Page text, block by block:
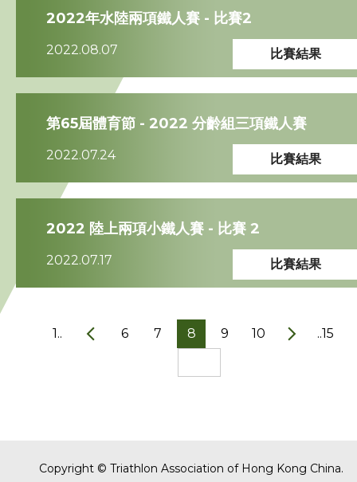
2022年水陸兩項鐵人賽 - 比賽2
2022.08.07 比賽結果
第65屆體育節 - 2022 分齡組三項鐵人賽
2022.07.24 比賽結果
2022 陸上兩項小鐵人賽 - 比賽 2
2022.07.17 比賽結果
1.. 6 7 8 9 10 ..15
Copyright © Triathlon Association of Hong Kong China.